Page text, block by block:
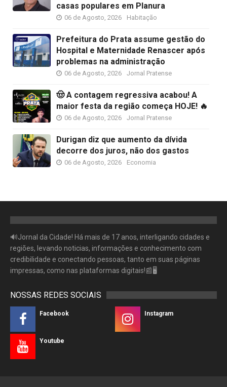
casas populares em Planura
06 de Agosto, 2026 Habitação
Prefeitura do Prata assume gestão do
Hospital e Maternidade Renascer após
problemas na administração
06 de Agosto, 2026 Jornal Pratense
🤠 A contagem regressiva acabou! A
maior festa da região começa HOJE! 🔥
06 de Agosto, 2026 Jornal Pratense
Durigan diz que aumento da dívida
decorre dos juros, não dos gastos
06 de Agosto, 2026 Economia
🔊Jornal da Cidade! Há mais de 17 anos, interligando cidades e
regiões, levando noticias, informações e conhecimento com
credibilidade e conectando pessoas, tanto em suas páginas
impressas, como nas plataformas digitais!📰🖥
NOSSAS REDES SOCIAIS
Facebook Instagram
Youtube